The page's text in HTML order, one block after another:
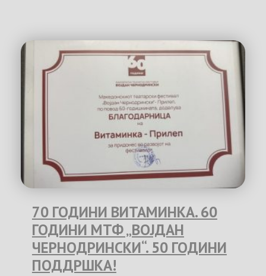
70 ГОДИНИ ВИТАМИНКА. 60
ГОДИНИ МТФ „ВОЈДАН
ЧЕРНОДРИНСКИ“. 50 ГОДИНИ
ПОДДРШКА!